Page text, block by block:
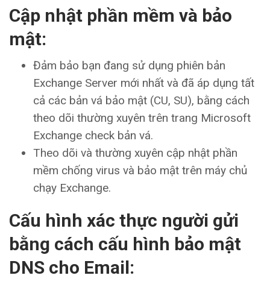
Cập nhật phần mềm và bảo
mật:
Đảm bảo bạn đang sử dụng phiên bản
Exchange Server mới nhất và đã áp dụng tất
cả các bản vá bảo mật (CU, SU), bằng cách
theo dõi thường xuyên trên trang Microsoft
Exchange check bản vá.
Theo dõi và thường xuyên cập nhật phần
mềm chống virus và bảo mật trên máy chủ
chạy Exchange.
Cấu hình xác thực người gửi
bằng cách cấu hình bảo mật
DNS cho Email: